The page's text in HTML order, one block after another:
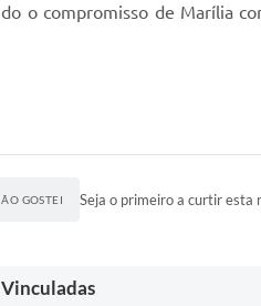
o compromisso de Marília
GOSTEI Seja o primeiro a curtir esta